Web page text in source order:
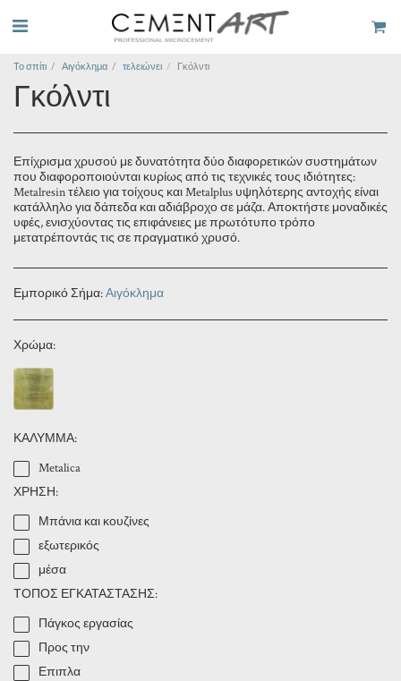
Το σπίτι Αιγόκλημα τελειώνει Γκόλντι
Γκόλντι
Επίχρισμα χρυσού με δυνατότητα δύο διαφορετικών συστημάτων
που διαφοροποιούνται κυρίως από τις τεχνικές τους ιδιότητες:
Metalresin τέλειο για τοίχους και Metalplus υψηλότερης αντοχής είναι
κατάλληλο για δάπεδα και αδιάβροχο σε μάζα. Αποκτήστε μοναδικές
υφές, ενισχύοντας τις επιφάνειες με πρωτότυπο τρόπο
μετατρέποντάς τις σε πραγματικό χρυσό.
Εμπορικό Σήμα:Αιγόκλημα
Χρώμα:
ΚΑΛΥΜΜΑ:
Metalica
ΧΡΗΣΗ:
Μπάνια και κουζίνες
εξωτερικός
μέσα
ΤΟΠΟΣ ΕΓΚΑΤΑΣΤΑΣΗΣ:
Πάγκος εργασίας
Προς την
Επιπλα